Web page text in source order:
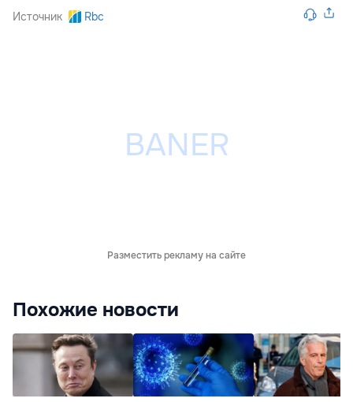
Источник Rbc
Разместить рекламу на сайте
Похожие новости